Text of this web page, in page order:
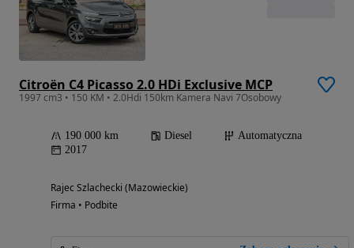
Citroën C4 Picasso 2.0 HDi Exclusive MCP
1997 cm3 • 150 KM • 2.0Hdi 150km Kamera Navi 7Osobowy
190 000 km Diesel
Automatyczna
2017
Rajec Szlachecki (Mazowieckie)
Firma • Podbite